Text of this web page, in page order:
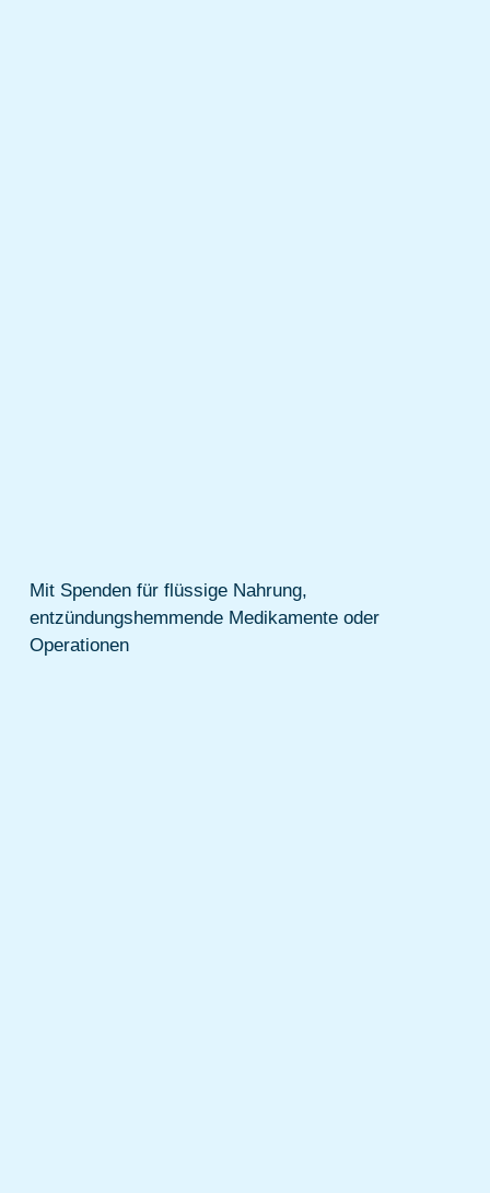
Mit Spenden für flüssige Nahrung,
entzündungshemmende Medikamente oder
Operationen